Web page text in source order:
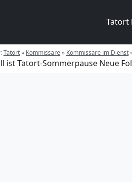
Tatort
Tatort» Kommissare» Kommissare im Dienst
ist Tatort-Sommerpause Neue